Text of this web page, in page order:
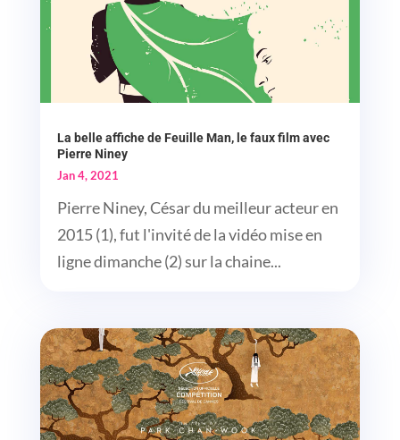
La belle affiche de Feuille Man, le faux film avec
Pierre Niney
Jan 4, 2021
Pierre Niney, César du meilleur acteur en
2015 (1), fut l'invité de la vidéo mise en
ligne dimanche (2) sur la chaine...